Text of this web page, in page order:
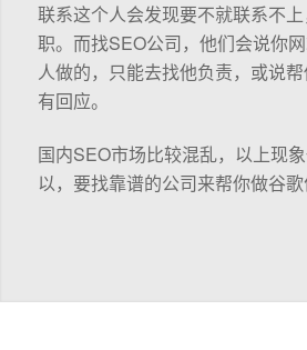
联系这个人会发现要不就联系不
职。而找SEO公司，他们会说你
人做的，只能去找他负责，或说
有回应。
国内SEO市场比较混乱，以上现
以，要找靠谱的公司来帮你做谷歌